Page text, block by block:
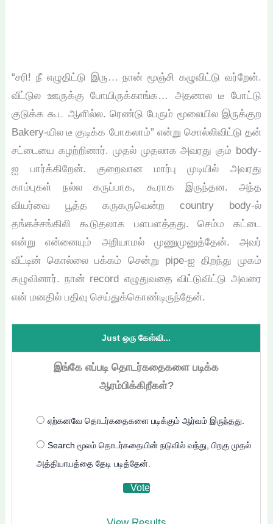
“சரி! நீ எழுதிட்டு இரு… நான் மூஞ்சி கழுவிட்டு வர்றேன்.
வீட்டுல ஊருக்கு போயிருக்காங்க… அதனால டீ போட்டு
குடுக்க கூட ஆளில்ல. ரெண்டு பேரும் மூலையில இருக்குற
Bakery-யில டீ குடிக்க போகலாம்” என்று சொல்லிவிட்டு தன்
சட்டையை கழற்றினார். முதல் முதலாக அவரது கும் body-
ஐ பார்க்கிறேன். குறைவான மார்பு முடியில் அவரது
காம்புகள் நல்ல கருப்பாக, கூராக இருந்தன. அந்த
வியர்வை பூத்த கருகருவென்ற country body-ல்
தங்கச்சங்கிலி கூடுதலாக பளபளத்தது. செம்ம கட்டை
என்று என்னையும் அறியாமல் முணுமுனுத்தேன். அவர்
வீட்டின் கொல்லை பக்கம் சென்று pipe-ஐ திறந்து முகம்
கழுவினார். நான் record எழுதுவதை விட்டுவிட்டு அவரை
என் மனதில் பதிவு செய்துக்கொண்டிருந்தேன்.
Just ஒரு கேள்வி...
இங்கே எப்படி தொடர்கதைகளை படிக்க
ஆரம்பிக்கிறீகள்?
ஏற்கனவே தொடர்கதைகளை படிக்கும் ஆர்வம் இருந்தது.
Search மூலம் தொடர்கதையின் நடுவில் வந்து, பிறகு முதல்
அத்தியாயத்தை தேடி படித்தேன்.